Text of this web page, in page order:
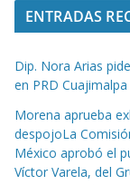
ENTRADAS
Dip. Nora Arias
en PRD Cuajimalpa
Morena aprueba
despojoLa
México aprobó el
Víctor Varela, del